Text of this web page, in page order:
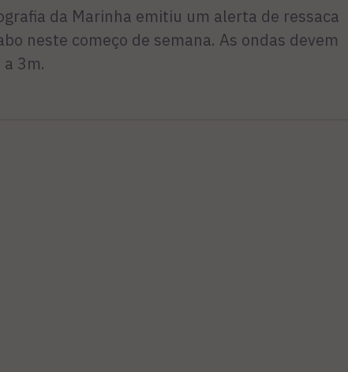
da Marinha emitiu um alerta de ressaca
neste começo de semana. As ondas devem
3m.